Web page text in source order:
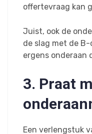
offertevraag kan
Juist, ook de
de slag met de
ergens onderaan
3. Praat
Een verlengstuk